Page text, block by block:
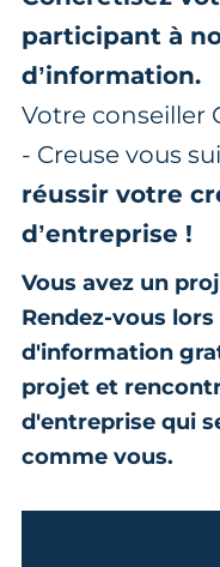
participant à
d’information.
Votre conseiller
- Creuse vous
réussir votre
d’entreprise !
Vous avez un
Rendez-vous
d'information
projet et
d'entreprise qui
comme vous.